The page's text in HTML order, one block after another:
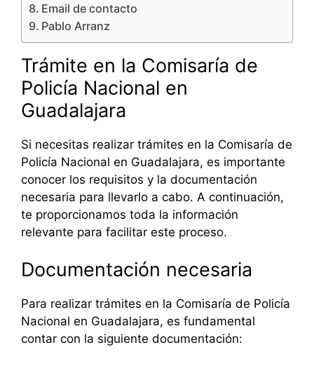
Email de contacto
Pablo Arranz
Trámite en la Comisaría de
Policía Nacional en
Guadalajara
Si necesitas realizar trámites en la Comisaría de
Policía Nacional en Guadalajara, es importante
conocer los requisitos y la documentación
necesaria para llevarlo a cabo. A continuación,
te proporcionamos toda la información
relevante para facilitar este proceso.
Documentación necesaria
Para realizar trámites en la Comisaría de Policía
Nacional en Guadalajara, es fundamental
contar con la siguiente documentación: